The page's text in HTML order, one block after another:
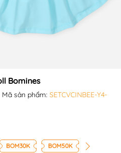
Bomines
Mã sản phẩm: SETCVCINBEE-Y4-
BOM30K BOM50K